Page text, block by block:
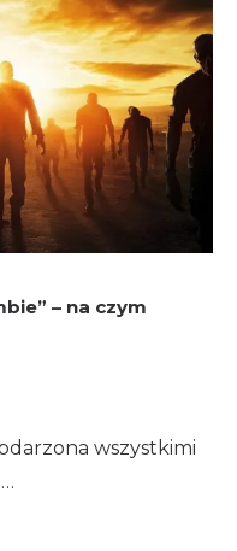
– na czym
wszystkimi